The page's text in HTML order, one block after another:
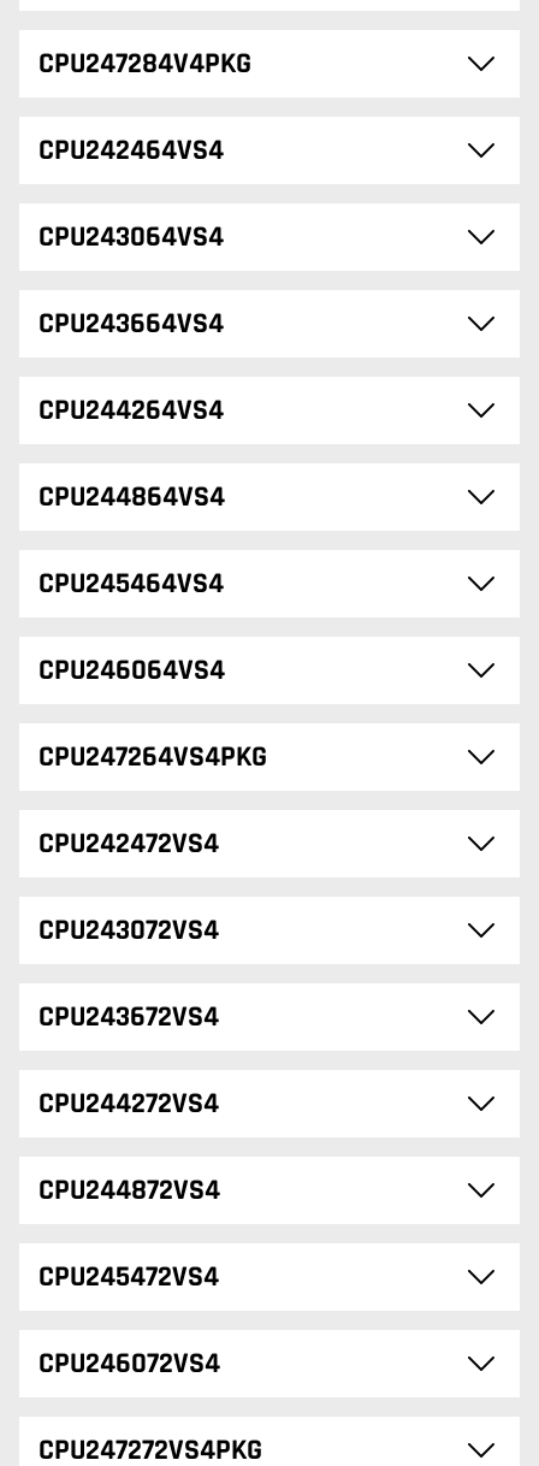
CPU247284V4PKG
CPU242464VS4
CPU243064VS4
CPU243664VS4
CPU244264VS4
CPU244864VS4
CPU245464VS4
CPU246064VS4
CPU247264VS4PKG
CPU242472VS4
CPU243072VS4
CPU243672VS4
CPU244272VS4
CPU244872VS4
CPU245472VS4
CPU246072VS4
CPU247272VS4PKG